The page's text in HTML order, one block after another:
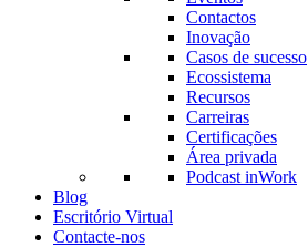
Contactos
Inovação
Casos de sucesso
Ecossistema
Recursos
Carreiras
Certificações
Área privada
Podcast inWork
Blog
Escritório Virtual
Contacte-nos